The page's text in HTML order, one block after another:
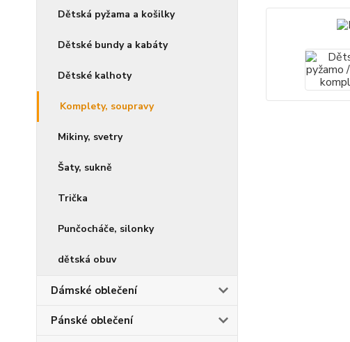
Dětská pyžama a košilky
Dětské bundy a kabáty
Dětské kalhoty
Komplety, soupravy
Mikiny, svetry
Šaty, sukně
Trička
Punčocháče, silonky
dětská obuv
Dámské oblečení
Pánské oblečení